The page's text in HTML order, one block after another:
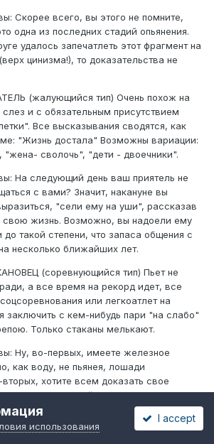
Скорее всего, вы этого не помните,
одна из последних стадий опьянения.
удалось запечатлеть этот фрагмент на
цинизма!), то доказательства не
(жалующийся тип) Очень похож на
и с обязательным присутствием
Все высказывания сводятся, как
"Жизнь достала" Возможны вариации:
"жена- сволочь", "дети - двоечники".
На следующий день ваш приятель не
с вами? Значит, накануне вы
"сели ему на уши", рассказав
жизнь. Возможно, вы надоели ему
такой степени, что запаса общения с
несколько ближайших лет.
(соревнующийся тип) Пьет не
а все время на рекорд идет, все
или легкоатлет на
заключить с кем-нибудь пари "на слабо"
Только стаканы мелькают.
Ну, во-первых, имеете железное
как воду, не пьянея, лошади
хотите всем доказать свое
виде спирта... ай, простите, спорта.
тип) У этого типа явные проблемы с
Стоит ему выпить чуть больше
использования
I accept